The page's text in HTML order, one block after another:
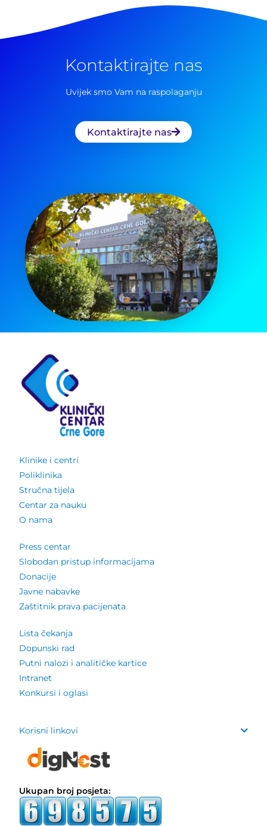
Kontaktirajte nas
Uvijek smo Vam na raspolaganju
Kontaktirajte nas
Klinike i centri
Poliklinika
Stručna tijela
Centar za nauku
O nama
Press centar
Slobodan pristup informacijama
Donacije
Javne nabavke
Zaštitnik prava pacijenata
Lista čekanja
Dopunski rad
Putni nalozi i analitičke kartice
Intranet
Konkursi i oglasi
Korisni linkovi
Ukupan broj posjeta: